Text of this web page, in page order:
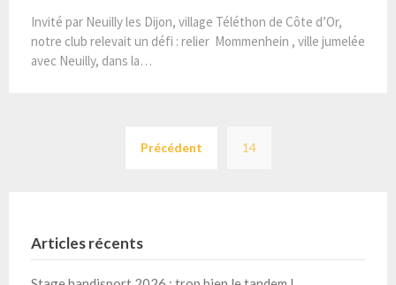
Invité par Neuilly les Dijon, village Téléthon de Côte d’Or,
notre club relevait un défi : relier Mommenhein , ville jumelée
avec Neuilly, dans la…
des
Précédent 14
Articles récents